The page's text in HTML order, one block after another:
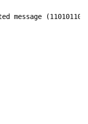
message